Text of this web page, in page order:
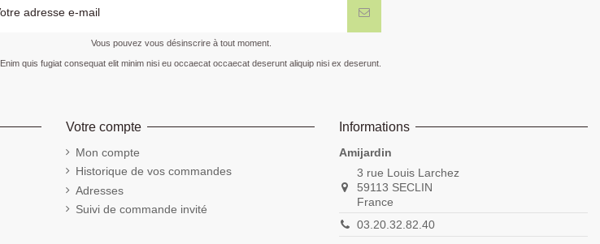
Vous pouvez vous désinscrire à tout moment.
Enim quis fugiat consequat elit minim nisi eu occaecat occaecat deserunt aliquip nisi ex deserunt.
Votre compte
Mon compte
Historique de vos commandes
Adresses
Suivi de commande invité
Informations
Amijardin
3 rue Louis Larchez
59113 SECLIN
France
03.20.32.82.40